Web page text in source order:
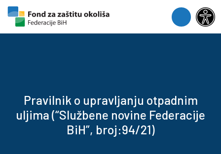
Skip to content
Skip to footer
Menu
Pravilnik o upravljanju otpadnim
uljima (“Službene novine Federacije
BiH”, broj:94/21)